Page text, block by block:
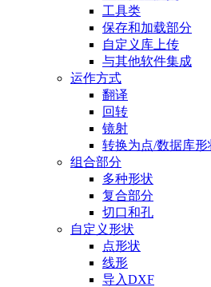
工具类
保存和加载部分
自定义库上传
与其他软件集成
运作方式
翻译
回转
镜射
转换为点/数据库形
组合部分
多种形状
复合部分
切口和孔
自定义形状
点形状
线形
导入DXF